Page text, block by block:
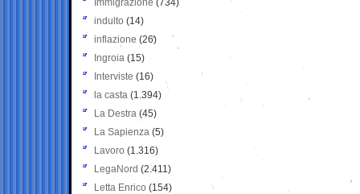
Immigrazione (734)
indulto (14)
inflazione (26)
Ingroia (15)
Interviste (16)
la casta (1.394)
La Destra (45)
La Sapienza (5)
Lavoro (1.316)
LegaNord (2.411)
Letta Enrico (154)